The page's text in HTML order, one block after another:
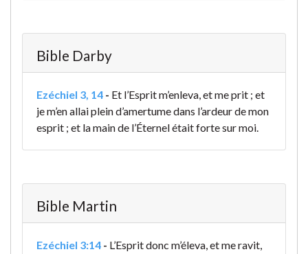
Bible Darby
Ezéchiel 3, 14 - Et l’Esprit m’enleva, et me prit ; et
je m’en allai plein d’amertume dans l’ardeur de mon
esprit ; et la main de l’Éternel était forte sur moi.
Bible Martin
Ezéchiel 3:14 - L’Esprit donc m’éleva, et me ravit,